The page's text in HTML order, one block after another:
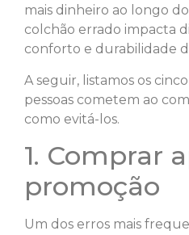
mais dinheiro ao longo
colchão errado impacta
conforto e durabilidade
A seguir, listamos os
pessoas cometem ao
como evitá-los.
1. Comprar
promoção
Um dos erros mais